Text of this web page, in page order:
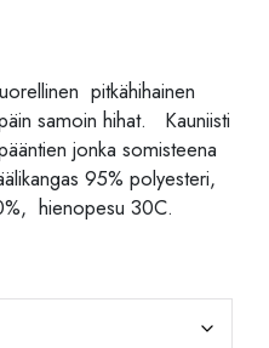
pitkähihainen
samoin hihat. Kauniisti
jonka somisteena
95% polyesteri,
hienopesu 30C.